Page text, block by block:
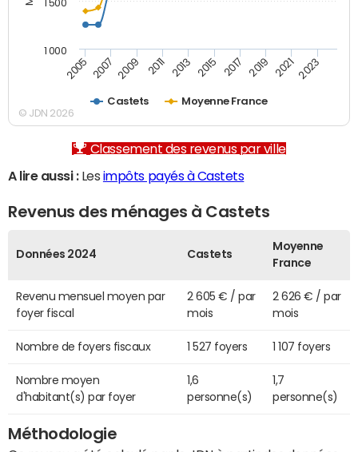
Castets Moyenne France
2005 2007 2009 2011 2013 2015 2017 2019 2021 2023
1 000
1 500
© JDN 2026
Classement des revenus par ville
A lire aussi :Les impôts payés à Castets
Revenus des ménages à Castets
Données 2024 Castets
Moyenne
France
Revenu mensuel moyen par
foyer fiscal
2 605 € / par
mois
2 626 € / par
mois
Nombre de foyers fiscaux 1 527 foyers 1 107 foyers
Nombre moyen
d'habitant(s) par foyer
1,6
personne(s)
1,7
personne(s)
Méthodologie